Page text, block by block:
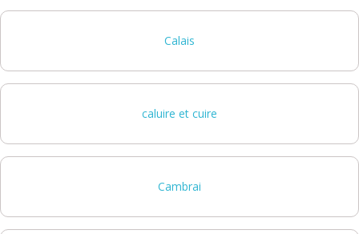
Calais
caluire et cuire
Cambrai